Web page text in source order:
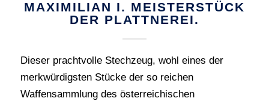
MAXIMILIAN I. MEISTERSTÜCK
DER PLATTNEREI.
Dieser prachtvolle Stechzeug, wohl eines der
merkwürdigsten Stücke der so reichen
Waffensammlung des österreichischen